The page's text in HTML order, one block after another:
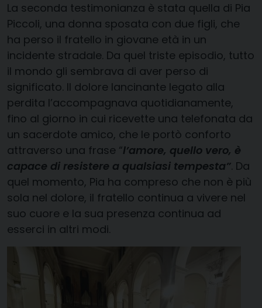
La seconda testimonianza è stata quella di Pia
Piccoli, una donna sposata con due figli, che
ha perso il fratello in giovane età in un
incidente stradale. Da quel triste episodio, tutto
il mondo gli sembrava di aver perso di
significato. Il dolore lancinante legato alla
perdita l’accompagnava quotidianamente,
fino al giorno in cui ricevette una telefonata da
un sacerdote amico, che le portò conforto
attraverso una frase “l’amore, quello vero, è
capace di resistere a qualsiasi tempesta”. Da
quel momento, Pia ha compreso che non è più
sola nel dolore, il fratello continua a vivere nel
suo cuore e la sua presenza continua ad
esserci in altri modi.